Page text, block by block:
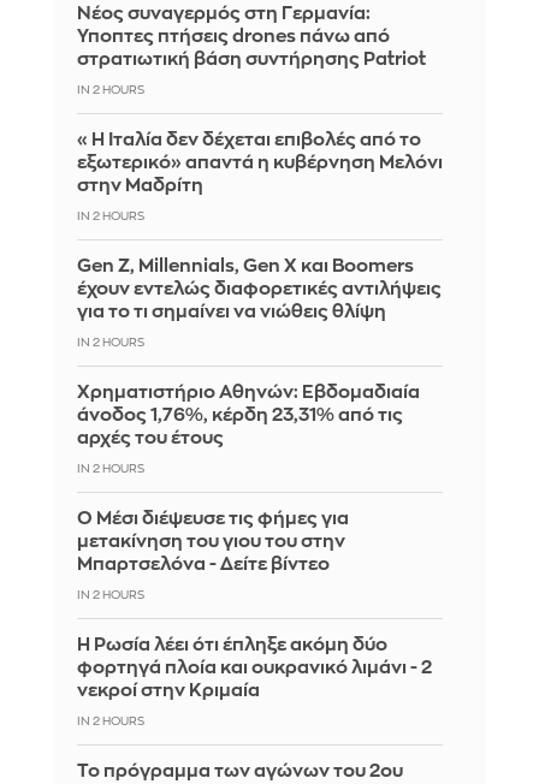
Νέος συναγερμός στη Γερμανία:
Ύποπτες πτήσεις drones πάνω από
στρατιωτική βάση συντήρησης Patriot
IN 2 HOURS
«Η Ιταλία δεν δέχεται επιβολές από το
εξωτερικό» απαντά η κυβέρνηση Μελόνι
στην Μαδρίτη
IN 2 HOURS
Gen Z, Millennials, Gen X και Boomers
έχουν εντελώς διαφορετικές αντιλήψεις
για το τι σημαίνει να νιώθεις θλίψη
IN 2 HOURS
Χρηματιστήριο Αθηνών: Εβδομαδιαία
άνοδος 1,76%, κέρδη 23,31% από τις
αρχές του έτους
IN 2 HOURS
Ο Μέσι διέψευσε τις φήμες για
μετακίνηση του γιου του στην
Μπαρτσελόνα - Δείτε βίντεο
IN 2 HOURS
Η Ρωσία λέει ότι έπληξε ακόμη δύο
φορτηγά πλοία και ουκρανικό λιμάνι - 2
νεκροί στην Κριμαία
IN 2 HOURS
Το πρόγραμμα των αγώνων του 2ου